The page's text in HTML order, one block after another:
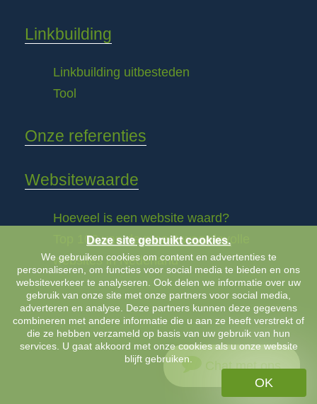
Linkbuilding
Linkbuilding uitbesteden
Tool
Onze referenties
Websitewaarde
Hoeveel is een website waard?
Top 100 van de meest waardevolle
websites in Nederland
Chat met ons
Deze site gebruikt cookies.
We gebruiken cookies om content en advertenties te
personaliseren, om functies voor social media te bieden en ons
websiteverkeer te analyseren. Ook delen we informatie over uw
gebruik van onze site met onze partners voor social media,
adverteren en analyse. Deze partners kunnen deze gegevens
combineren met andere informatie die u aan ze heeft verstrekt of
die ze hebben verzameld op basis van uw gebruik van hun
services. U gaat akkoord met onze cookies als u onze website
blijft gebruiken.
OK